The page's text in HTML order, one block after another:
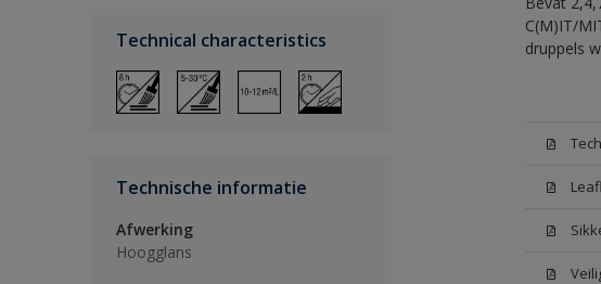
Technical characteristics
Technische informatie
Afwerking
Hoogglans
C(M)IT/
druppels